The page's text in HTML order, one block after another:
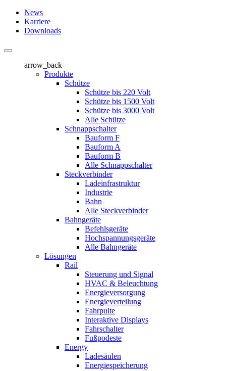
News
Karriere
Downloads
arrow_back
Produkte
Schütze
Schütze bis 220 Volt
Schütze bis 1500 Volt
Schütze bis 3000 Volt
Alle Schütze
Schnappschalter
Bauform F
Bauform A
Bauform B
Alle Schnappschalter
Steckverbinder
Ladeinfrastruktur
Industrie
Bahn
Alle Steckverbinder
Bahngeräte
Befehlsgeräte
Hochspannungsgeräte
Alle Bahngeräte
Lösungen
Rail
Steuerung und Signal
HVAC & Beleuchtung
Energieversorgung
Energieverteilung
Fahrpulte
Interaktive Displays
Fahrschalter
Fußpodeste
Energy
Ladesäulen
Energiespeicherung